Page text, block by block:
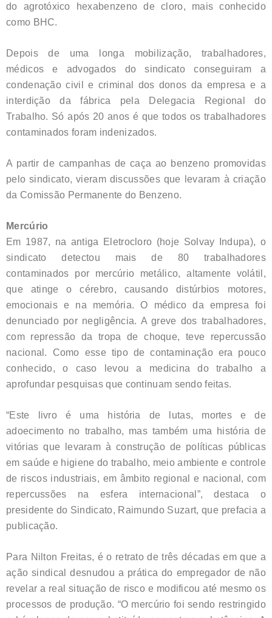
do agrotóxico hexabenzeno de cloro, mais conhecido
como BHC.
Depois de uma longa mobilização, trabalhadores,
médicos e advogados do sindicato conseguiram a
condenação civil e criminal dos donos da empresa e a
interdição da fábrica pela Delegacia Regional do
Trabalho. Só após 20 anos é que todos os trabalhadores
contaminados foram indenizados.
A partir de campanhas de caça ao benzeno promovidas
pelo sindicato, vieram discussões que levaram à criação
da Comissão Permanente do Benzeno.
Mercúrio
Em 1987, na antiga Eletrocloro (hoje Solvay Indupa), o
sindicato detectou mais de 80 trabalhadores
contaminados por mercúrio metálico, altamente volátil,
que atinge o cérebro, causando distúrbios motores,
emocionais e na memória. O médico da empresa foi
denunciado por negligência. A greve dos trabalhadores,
com repressão da tropa de choque, teve repercussão
nacional. Como esse tipo de contaminação era pouco
conhecido, o caso levou a medicina do trabalho a
aprofundar pesquisas que continuam sendo feitas.
“Este livro é uma história de lutas, mortes e de
adoecimento no trabalho, mas também uma história de
vitórias que levaram à construção de políticas públicas
em saúde e higiene do trabalho, meio ambiente e controle
de riscos industriais, em âmbito regional e nacional, com
repercussões na esfera internacional”, destaca o
presidente do Sindicato, Raimundo Suzart, que prefacia a
publicação.
Para Nilton Freitas, é o retrato de três décadas em que a
ação sindical desnudou a prática do empregador de não
revelar a real situação de risco e modificou até mesmo os
processos de produção. “O mercúrio foi sendo restringido